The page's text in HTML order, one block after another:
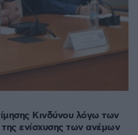
Κινδύνου λόγω των
ενίσχυσης των ανέμων